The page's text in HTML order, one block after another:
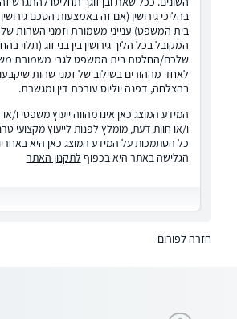
בהליכי גירושין (אם זה באמצעות הסכם
בית המשפט) ענייני משמורת וזמני השהות של
המקובל בכל הליך גירושין בין בני זוג (תלוי
שלכם/החלטת בית המשפט לגבי משמורת
לאחד מההורים בשילוב של זמני שהות
בהצלחה, דפנה יוליוס עורכת דין ומגשרת.
המידע המוצג כאן אינו מהווה ייעוץ משפטי ו/
ו/או חוות דעת, מומלץ לפנות לייעוץ מקצועי
כל הסתמכות על המידע המוצג כאן היא
הגלישה באתר היא בכפוף לתקנון האתר
חזרה לפורום